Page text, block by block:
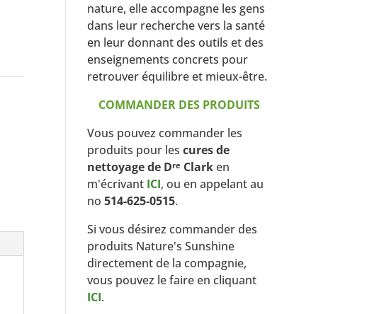
nature, elle accompagne les gens
dans leur recherche vers la santé
en leur donnant des outils et des
enseignements concrets pour
retrouver équilibre et mieux-être.
COMMANDER DES PRODUITS
Vous pouvez commander les
produits pour lescures de
nettoyage de Dre Clark en
m'écrivant ICI, ou en appelant au
no514-625-0515.
Si vous désirez commander des
produits Nature's Sunshine
directement de la compagnie,
vous pouvez le faire en cliquant
ICI.